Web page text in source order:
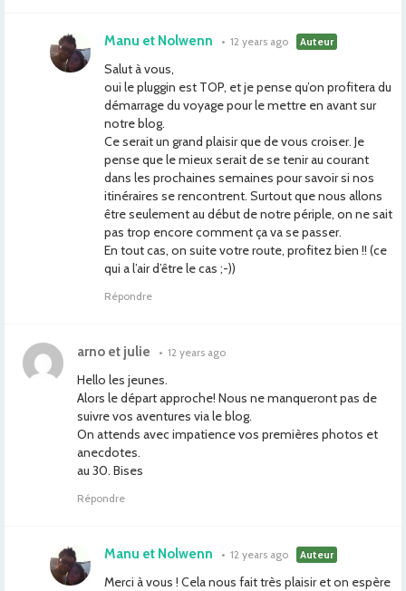
Manu et Nolwenn • 12 years ago Auteur
Salut à vous,
oui le pluggin est TOP, et je pense qu’on profitera du
démarrage du voyage pour le mettre en avant sur
notre blog.
Ce serait un grand plaisir que de vous croiser. Je
pense que le mieux serait de se tenir au courant
dans les prochaines semaines pour savoir si nos
itinéraires se rencontrent. Surtout que nous allons
être seulement au début de notre périple, on ne sait
pas trop encore comment ça va se passer.
En tout cas, on suite votre route, profitez bien !! (ce
qui a l’air d’être le cas ;-))
Répondre
arno et julie • 12 years ago
Hello les jeunes.
Alors le départ approche! Nous ne manqueront pas de
suivre vos aventures via le blog.
On attends avec impatience vos premières photos et
anecdotes.
au 30. Bises
Répondre
Manu et Nolwenn • 12 years ago Auteur
Merci à vous ! Cela nous fait très plaisir et on espère